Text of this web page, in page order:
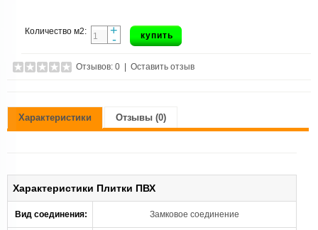
Количество м2: +
- купить
Отзывов: 0 Оставить отзыв
Характеристики Отзывы (0)
Характеристики Плитки ПВХ
Вид соединения: Замковое соединение